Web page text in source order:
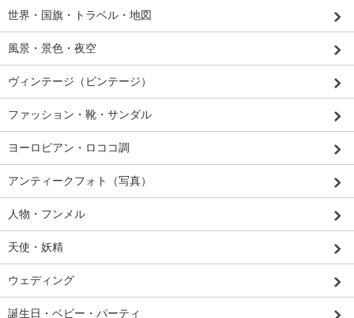
世界・国旗・トラベル・地図
風景・景色・夜空
ヴィンテージ（ビンテージ）
ファッション・靴・サンダル
ヨーロピアン・ロココ調
アンティークフォト（写真）
人物・フンメル
天使・妖精
ウェディング
誕生日・ベビー・パーティ